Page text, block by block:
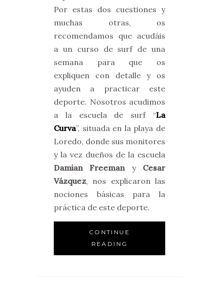
Por estas dos cuestiones y
muchas otras, os
recomendamos que acudáis
a un curso de surf de una
semana para que os
expliquen con detalle y os
ayuden a practicar este
deporte. Nosotros acudimos
a la escuela de surf “La
Curva”, situada en la playa de
Loredo, donde sus monitores
y la vez dueños de la escuela
Damian Freemany Cesar
Vázquez, nos explicaron las
nociones básicas para la
práctica de este deporte.
CONTINUE
READING